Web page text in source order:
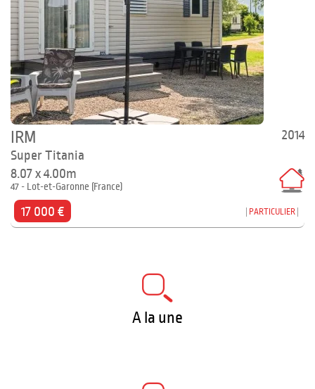
2014
IRM
Super Titania
8.07 x 4.00m
47 - Lot-et-Garonne (France)
17 000 € PARTICULIER
A la une